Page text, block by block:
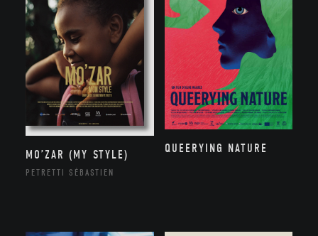
MO’ZAR (MY STYLE)
PETRETTI SÉBASTIEN
QUEERYING NATURE